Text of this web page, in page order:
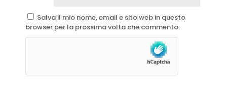
Salva il mio nome, email e sito web in questo
browser per la prossima volta che commento.